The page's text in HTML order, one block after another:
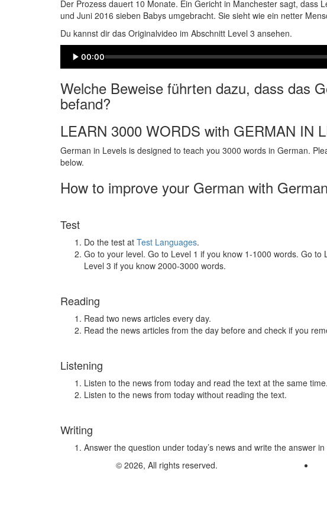
Der Prozess dauert 10 Monate. Ein Gericht in Manchester sagt, dass
und Juni 2016 sieben Babys umgebracht. Sie sieht wie ein netter
Du kannst dir das Originalvideo im Abschnitt Level 3 ansehen.
00:00
Welche Beweise führten dazu, dass das
befand?
LEARN 3000 WORDS with GERMAN IN
German in Levels is designed to teach you 3000 words in German.
below.
How to improve your German with
Test
Do the test at Test Languages.
Go to your level. Go to Level 1 if you know 1-1000 words. Go
Level 3 if you know 2000-3000 words.
Reading
Read two news articles every day.
Read the news articles from the day before and check if you
Listening
Listen to the news from today and read the text at the same time.
Listen to the news from today without reading the text.
Writing
Answer the question under today’s news and write the answer
© 2026, All rights reserved.